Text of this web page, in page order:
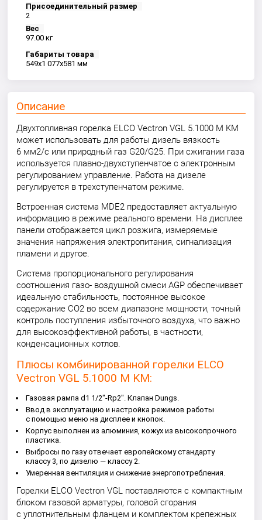
Присоединительный размер
2
Вес
97.00 кг
Габариты товара
549x1 077x581 мм
Описание
Двухтопливная горелка ELCO Vectron VGL 5.1000 M KM
может использовать для работы дизель вязкость
6 мм2/с или природный газ G20/G25. При сжигании газа
используется плавно-двухступенчатое с электронным
регулированием управление. Работа на дизеле
регулируется в трехступенчатом режиме.
Встроенная система MDE2 предоставляет актуальную
информацию в режиме реального времени. На дисплее
панели отображается цикл розжига, измеряемые
значения напряжения электропитания, сигнализация
пламени и другое.
Система пропорционального регулирования
соотношения газо- воздушной смеси AGP обеспечивает
идеальную стабильность, постоянное высокое
содержание CO2 во всем диапазоне мощности, точный
контроль поступления избыточного воздуха, что важно
для высокоэффективной работы, в частности,
конденсационных котлов.
Плюсы комбинированной горелки ELCO
Vectron VGL 5.1000 M KM:
Газовая рампа d1 1/2"-Rp2". Клапан Dungs.
Ввод в эксплуатацию и настройка режимов работы
с помощью меню на дисплее и кнопок.
Корпус выполнен из алюминия, кожух из высокопрочного
пластика.
Выбросы по газу отвечает европейскому стандарту
классу 3, по дизелю — классу 2.
Умеренная вентиляция и снижение энергопотребления.
Горелки ELCO Vectron VGL поставляются с компактным
блоком газовой арматуры, головой сгорания
с уплотнительным фланцем и комплектом крепежных